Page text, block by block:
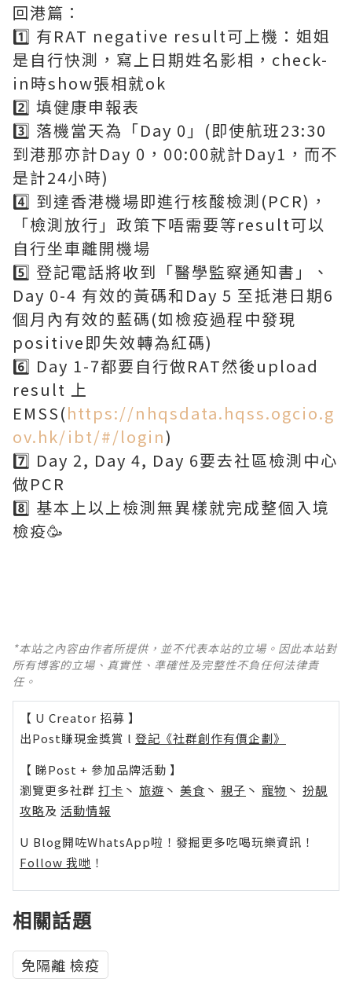
回港篇：
1️⃣ 有RAT negative result可上機：姐姐
是自行快測，寫上日期姓名影相，check-
in時show張相就ok
2️⃣ 填健康申報表
3️⃣ 落機當天為「Day 0」(即使航班23:30
到港那亦計Day 0，00:00就計Day1，而不
是計24小時)
4️⃣ 到達香港機場即進行核酸檢測(PCR)，
「檢測放行」政策下唔需要等result可以
自行坐車離開機場
5️⃣ 登記電話將收到「醫學監察通知書」、
Day 0-4 有效的黃碼和Day 5 至抵港日期6
個月內有效的藍碼(如檢疫過程中發現
positive即失效轉為紅碼)
6️⃣ Day 1-7都要自行做RAT然後upload
result 上
EMSS(https://nhqsdata.hqss.ogcio.g
ov.hk/ibt/#/login)
7️⃣ Day 2, Day 4, Day 6要去社區檢測中心
做PCR
8️⃣ 基本上以上檢測無異樣就完成整個入境
檢疫🥳
*本站之內容由作者所提供，並不代表本站的立場。因此本站對
所有博客的立場、真實性、準確性及完整性不負任何法律責
任。
【 U Creator 招募 】
出Post賺現金獎賞 l 登記《社群創作有價企劃》
【 睇Post + 參加品牌活動 】
瀏覽更多社群 打卡 丶 旅遊 丶 美食 丶 親子 丶 寵物 丶 扮靚
攻略及 活動情報
U Blog開咗WhatsApp啦！發掘更多吃喝玩樂資訊！
Follow 我哋 ！
相關話題
免隔離 檢疫